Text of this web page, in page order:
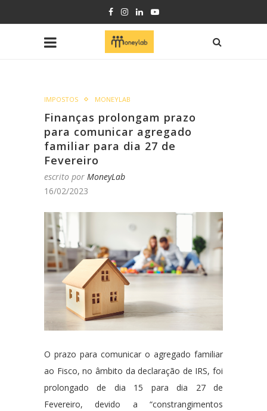
IMPOSTOS MONEYLAB
Finanças prolongam prazo
para comunicar agregado
familiar para dia 27 de
Fevereiro
escrito por MoneyLab
16/02/2023
O prazo para comunicar o agregado familiar
ao Fisco, no âmbito da declaração de IRS, foi
prolongado de dia 15 para dia 27 de
Fevereiro, devido a “constrangimentos